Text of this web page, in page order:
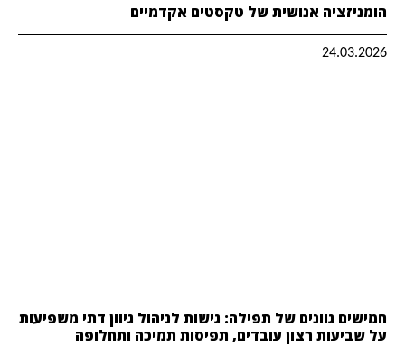
הומניזציה אנושית של טקסטים אקדמיים
24.03.2026
חמישים גוונים של תפילה: גישות לניהול גיוון דתי משפיעות
על שביעות רצון עובדים, תפיסות תמיכה ותחלופה